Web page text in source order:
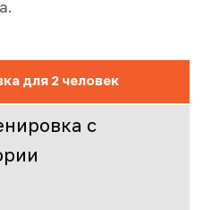
для 2 человек
с